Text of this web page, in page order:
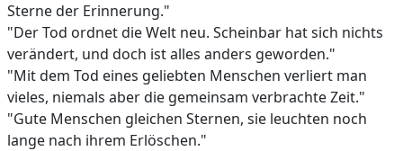
Sterne der Erinnerung."
"Der Tod ordnet die Welt neu. Scheinbar hat sich nichts
verändert, und doch ist alles anders geworden."
"Mit dem Tod eines geliebten Menschen verliert man
vieles, niemals aber die gemeinsam verbrachte Zeit."
"Gute Menschen gleichen Sternen, sie leuchten noch
lange nach ihrem Erlöschen."